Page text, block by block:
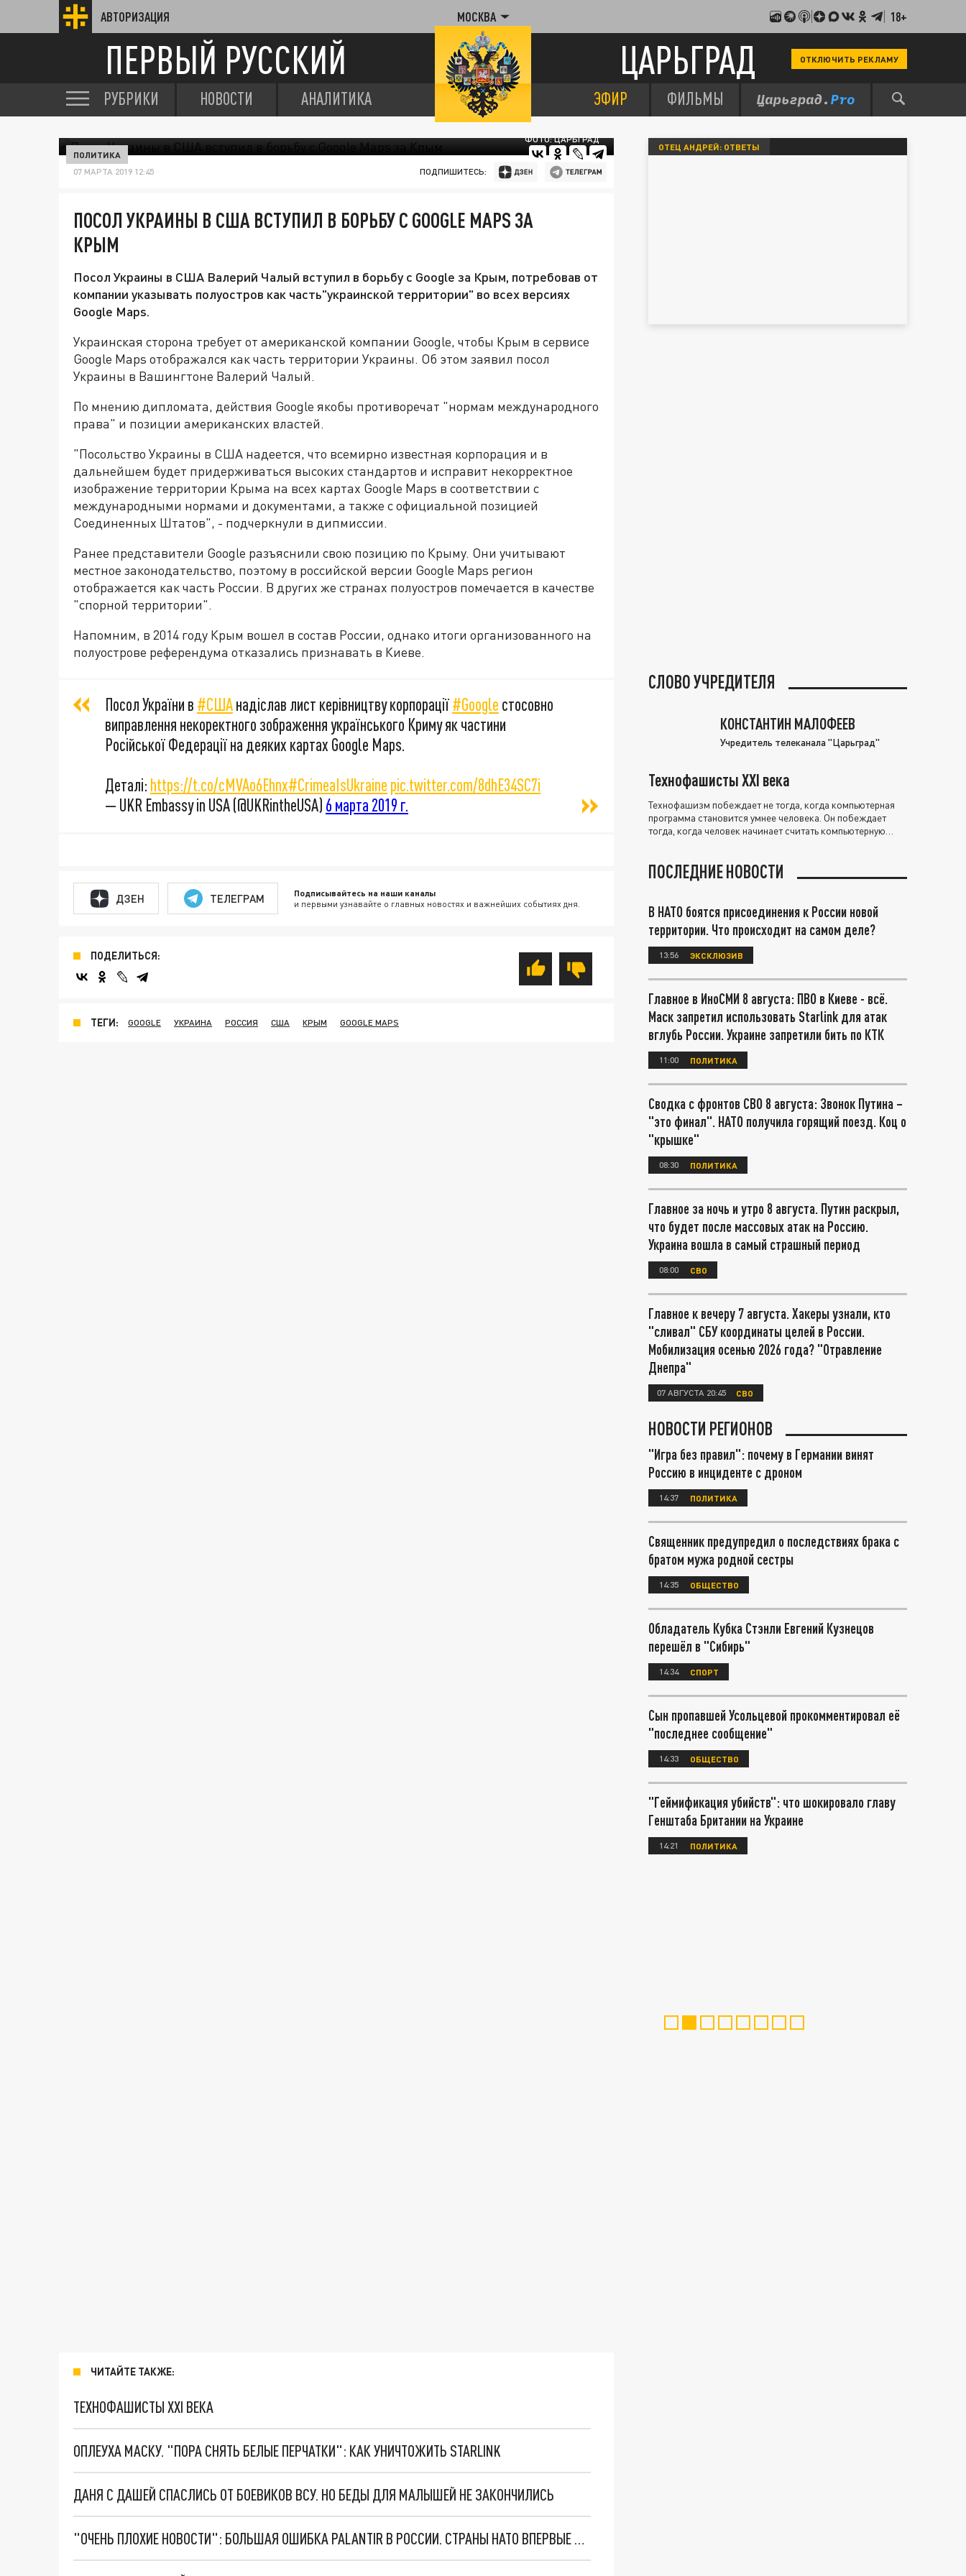
АВТОРИЗАЦИЯ МОСКВА 18+
ПЕРВЫЙ РУССКИЙ ЦАРЬГРАД ОТКЛЮЧИТЬ РЕКЛАМУ
РУБРИКИ НОВОСТИ АНАЛИТИКА ЭФИР ФИЛЬМЫ
ФОТО: ЦАРЬГРАД
ПОЛИТИКА
07 МАРТА 2019 12:45 ПОДПИШИТЕСЬ:
ПОСОЛ УКРАИНЫ В США ВСТУПИЛ В БОРЬБУ С GOOGLE MAPS ЗА
КРЫМ
Посол Украины в США Валерий Чалый вступил в борьбу с Google за Крым, потребовав от
компании указывать полуостров как часть"украинской территории" во всех версиях
Google Maps.
Украинская сторона требует от американской компании Google, чтобы Крым в сервисе
Google Maps отображался как часть территории Украины. Об этом заявил посол
Украины в Вашингтоне Валерий Чалый.
По мнению дипломата, действия Google якобы противоречат "нормам международного
права" и позиции американских властей.
"Посольство Украины в США надеется, что всемирно известная корпорация и в
дальнейшем будет придерживаться высоких стандартов и исправит некорректное
изображение территории Крыма на всех картах Google Maps в соответствии с
международными нормами и документами, а также с официальной позицией
Соединенных Штатов", - подчеркнули в дипмиссии.
Ранее представители Google разъяснили свою позицию по Крыму. Они учитывают
местное законодательство, поэтому в российской версии Google Maps регион
отображается как часть России. В других же странах полуостров помечается в качестве
"спорной территории".
Напомним, в 2014 году Крым вошел в состав России, однако итоги организованного на
полуострове референдума отказались признавать в Киеве.
Посол України в #СШАнадіслав лист керівництву корпорації#Google стосовно
виправлення некоректного зображення українського Криму як частини
Російської Федерації на деяких картах Google Maps.
Деталі: https://t.co/cMVAo6Ehnx#CrimeaIsUkraine pic.twitter.com/8dhE34SC7i
— UKR Embassy in USA (@UKRintheUSA) 6 марта 2019 г.
ДЗЕН ТЕЛЕГРАМ Подписывайтесь на наши каналы
и первыми узнавайте о главных новостях и важнейших событиях дня.
ПОДЕЛИТЬСЯ:
ТЕГИ: GOOGLE УКРАИНА РОССИЯ США КРЫМ GOOGLE MAPS
ЧИТАЙТЕ ТАКЖЕ:
ТЕХНОФАШИСТЫ XXI ВЕКА
ОПЛЕУХА МАСКУ. "ПОРА СНЯТЬ БЕЛЫЕ ПЕРЧАТКИ": КАК УНИЧТОЖИТЬ STARLINK
ДАНЯ С ДАШЕЙ СПАСЛИСЬ ОТ БОЕВИКОВ ВСУ. НО БЕДЫ ДЛЯ МАЛЫШЕЙ НЕ ЗАКОНЧИЛИСЬ
"ОЧЕНЬ ПЛОХИЕ НОВОСТИ": БОЛЬШАЯ ОШИБКА PALANTIR В РОССИИ. СТРАНЫ НАТО ВПЕРВЫЕ ЗА СВО ОСТАНОВИЛИ ПОСТАВКИ ОРУЖИЯ. ВСУ ТЕРЯЮТ ПРИГРАНИЧЬЕ?
ОТЕЦ АНДРЕЙ: ОТВЕТЫ
СЛОВО УЧРЕДИТЕЛЯ
КОНСТАНТИН МАЛОФЕЕВ
Учредитель телеканала "Царьград"
Технофашисты XXI века
Технофашизм побеждает не тогда, когда компьютерная
программа становится умнее человека. Он побеждает
тогда, когда человек начинает считать компьютерную
ПОСЛЕДНИЕ НОВОСТИ
В НАТО боятся присоединения к России новой
территории. Что происходит на самом деле?
13:56 ЭКСКЛЮЗИВ
Главное в ИноСМИ 8 августа: ПВО в Киеве - всё.
Маск запретил использовать Starlink для атак
вглубь России. Украине запретили бить по КТК
11:00 ПОЛИТИКА
Сводка с фронтов СВО 8 августа: Звонок Путина –
"это финал". НАТО получила горящий поезд. Коц о
"крышке"
08:30 ПОЛИТИКА
Главное за ночь и утро 8 августа. Путин раскрыл,
что будет после массовых атак на Россию.
Украина вошла в самый страшный период
08:00 СВО
Главное к вечеру 7 августа. Хакеры узнали, кто
"сливал" СБУ координаты целей в России.
Мобилизация осенью 2026 года? "Отравление
Днепра"
07 АВГУСТА 20:45 СВО
НОВОСТИ РЕГИОНОВ
"Игра без правил": почему в Германии винят
Россию в инциденте с дроном
14:37 ПОЛИТИКА
Священник предупредил о последствиях брака с
братом мужа родной сестры
14:35 ОБЩЕСТВО
Обладатель Кубка Стэнли Евгений Кузнецов
перешёл в "Сибирь"
14:34 СПОРТ
Сын пропавшей Усольцевой прокомментировал её
"последнее сообщение"
14:33 ОБЩЕСТВО
"Геймификация убийств": что шокировало главу
Генштаба Британии на Украине
14:21 ПОЛИТИКА